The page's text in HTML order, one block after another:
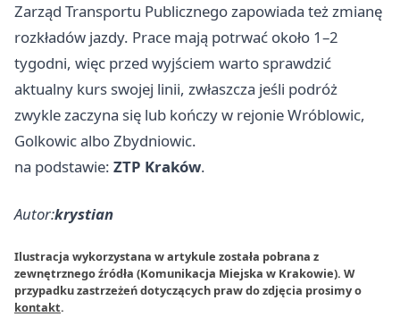
Zarząd Transportu Publicznego zapowiada też zmianę
rozkładów jazdy. Prace mają potrwać około 1–2
tygodni, więc przed wyjściem warto sprawdzić
aktualny kurs swojej linii, zwłaszcza jeśli podróż
zwykle zaczyna się lub kończy w rejonie Wróblowic,
Golkowic albo Zbydniowic.
na podstawie: ZTP Kraków.
Autor:krystian
Ilustracja wykorzystana w artykule została pobrana z
zewnętrznego źródła (Komunikacja Miejska w Krakowie). W
przypadku zastrzeżeń dotyczących praw do zdjęcia prosimy o
kontakt.